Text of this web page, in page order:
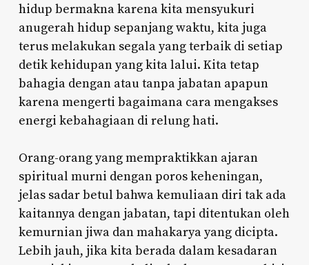
hidup bermakna karena kita mensyukuri
anugerah hidup sepanjang waktu, kita juga
terus melakukan segala yang terbaik di setiap
detik kehidupan yang kita lalui. Kita tetap
bahagia dengan atau tanpa jabatan apapun
karena mengerti bagaimana cara mengakses
energi kebahagiaan di relung hati.
Orang-orang yang mempraktikkan ajaran
spiritual murni dengan poros keheningan,
jelas sadar betul bahwa kemuliaan diri tak ada
kaitannya dengan jabatan, tapi ditentukan oleh
kemurnian jiwa dan mahakarya yang dicipta.
Lebih jauh, jika kita berada dalam kesadaran